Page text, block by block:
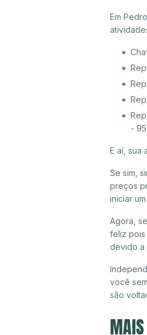
Em
-
E aí, sua
Se sim,
preços
iniciar
Agora,
feliz pois
devido a
você
são
MAIS